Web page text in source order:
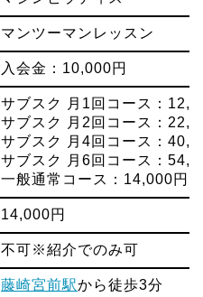
マンツーマンレッスン
入会金：10,000円
サブスク 月1回コース：
サブスク 月2回コース：
サブスク 月4回コース：
サブスク 月6回コース：
一般通常コース：14,000円
14,000円
不可※紹介でのみ可
藤崎宮前駅から徒歩3分